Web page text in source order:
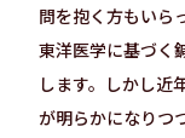
問を抱く方もいら
東洋医学に基づく
します。しかし近
が明らかになりつ